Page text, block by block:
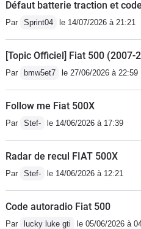
Défaut batterie traction et
Par Sprint04 le 14/07/2026 à 21:21
[Topic Officiel] Fiat 500 (2007-
Par bmw5et7 le 27/06/2026 à 22:59
Follow me Fiat 500X
Par Stef- le 14/06/2026 à 17:39
Radar de recul FIAT 500X
Par Stef- le 14/06/2026 à 12:21
Code autoradio Fiat 500
Par lucky luke gti le 05/06/2026 à